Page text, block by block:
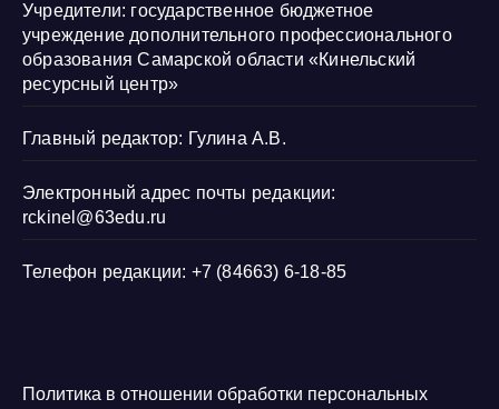
Учредители: государственное бюджетное
учреждение дополнительного профессионального
образования Самарской области «Кинельский
ресурсный центр»
Главный редактор: Гулина А.В.
Электронный адрес почты редакции:
rckinel@63edu.ru
Телефон редакции: +7 (84663) 6-18-85
Политика в отношении обработки персональных